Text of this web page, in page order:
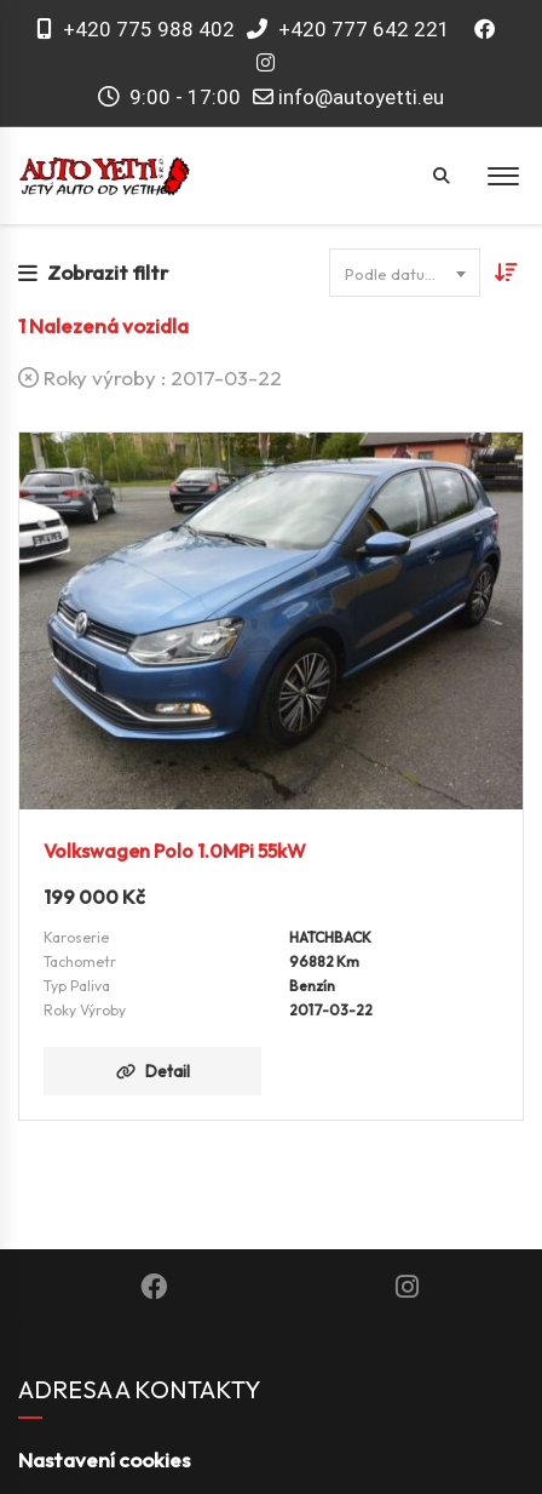
+420 775 988 402 +420 777 642 221
9:00 - 17:00 info@autoyetti.eu
Zobrazit filtr
1Nalezená vozidla
Roky výroby : 2017-03-22
Volkswagen Polo 1.0MPi 55kW
199 000 Kč
Karoserie
HATCHBACK
Tachometr
96882 Km
Typ Paliva
Benzín
Roky Výroby
2017-03-22
Detail
ADRESA A KONTAKTY
Nastavení cookies